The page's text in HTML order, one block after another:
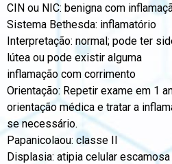
CIN ou NIC: benigna com
Sistema Bethesda: inflamatório
Interpretação: normal; pode ter
lútea ou pode existir alguma
inflamação com corrimento
Orientação: Repetir exame em 1
orientação médica e tratar a
se necessário.
Papanicolaou: classe II
Displasia: atipia celular escamosa